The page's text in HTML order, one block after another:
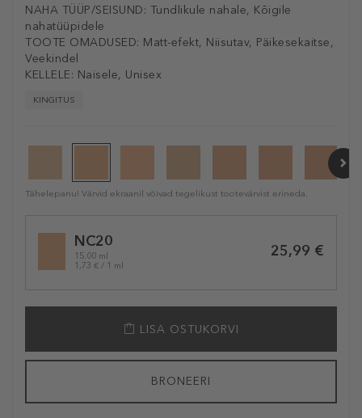
NAHA TÜÜP/SEISUND: Tundlikule nahale, Kõigile
nahatüüpidele
TOOTE OMADUSED: Matt-efekt, Niisutav, Päikesekaitse,
Veekindel
KELLELE: Naisele, Unisex
KINGITUS
Tähelepanu! Värvid ekraanil võivad tegelikust tootevärvist erineda.
variationNC20
15.00 ml
1,73 € / 1 ml
25,99 €
LISA OSTUKORVI
BRONEERI